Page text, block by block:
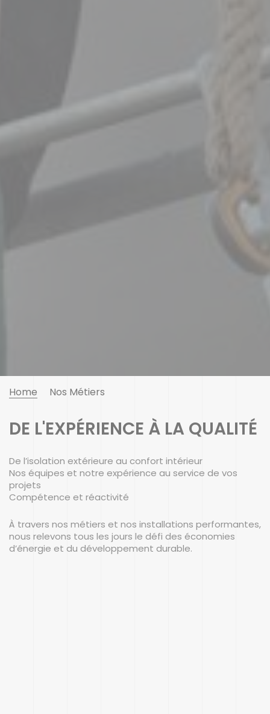
Home Nos Métiers
DE L'EXPÉRIENCE À LA QUALITÉ
De l’isolation extérieure au confort intérieur
Nos équipes et notre expérience au service de vos
projets
Compétence et réactivité
À travers nos métiers et nos installations performantes,
nous relevons tous les jours le défi des économies
d’énergie et du développement durable.